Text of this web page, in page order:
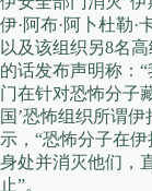
伊·阿布·阿卜杜勒·
以及该组织另8名
的话发布声明称：
门在针对恐怖分子
国’恐怖组织所谓
示，“恐怖分子在
身处并消灭他们，
止”。